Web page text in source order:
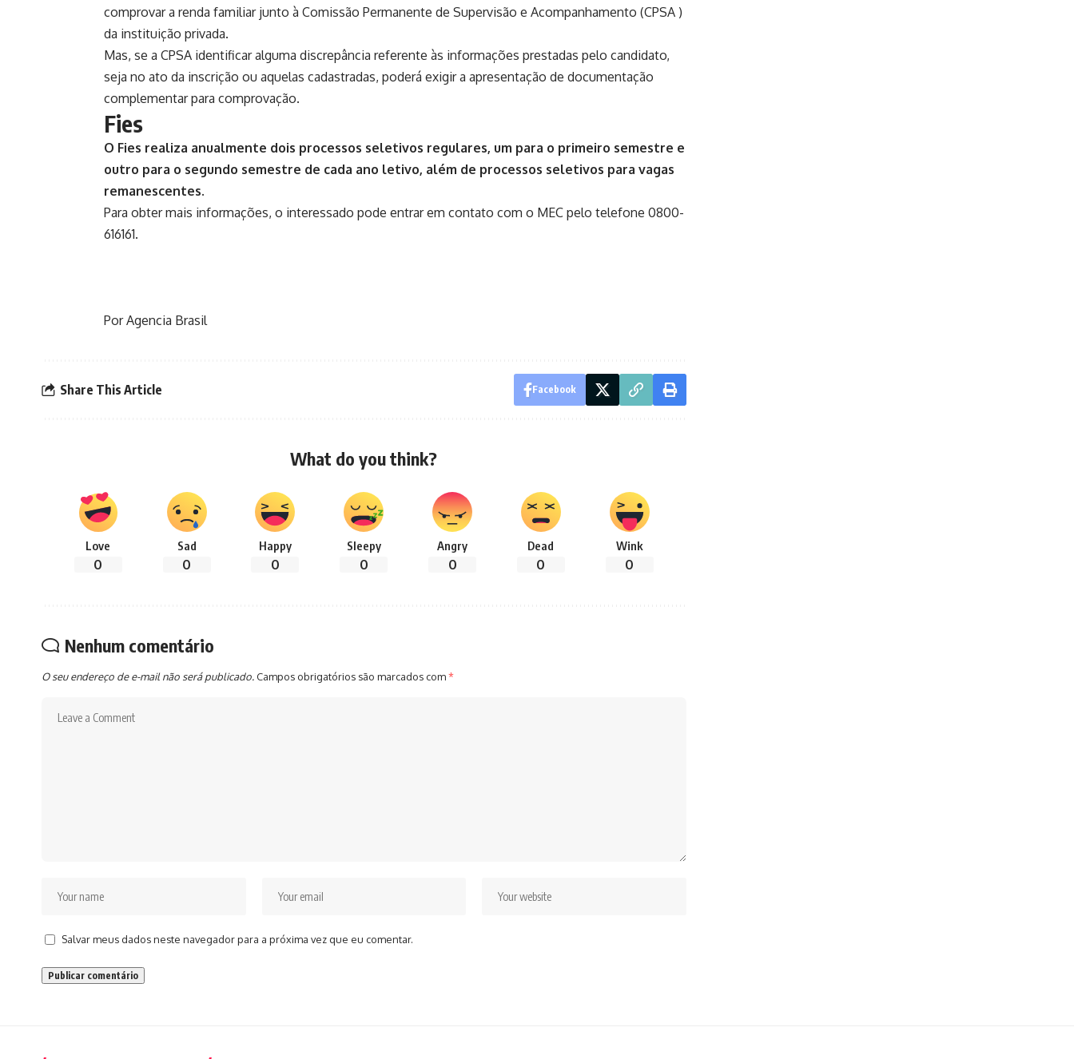
comprovar a renda familiar junto à Comissão Permanente de Supervisão e Acompanhamento (CPSA )
da instituição privada.
Mas, se a CPSA identificar alguma discrepância referente às informações prestadas pelo candidato,
seja no ato da inscrição ou aquelas cadastradas, poderá exigir a apresentação de documentação
complementar para comprovação.
Fies
O Fies realiza anualmente dois processos seletivos regulares, um para o primeiro semestre e
outro para o segundo semestre de cada ano letivo, além de processos seletivos para vagas
remanescentes.
Para obter mais informações, o interessado pode entrar em contato com o MEC pelo telefone 0800-
616161.
Por Agencia Brasil
Share This Article Facebook
What do you think?
Love
0
Sad
0
Happy
0
Sleepy
0
Angry
0
Dead
0
Wink
0
Nenhum comentário
O seu endereço de e-mail não será publicado. Campos obrigatórios são marcados com*
Salvar meus dados neste navegador para a próxima vez que eu comentar.